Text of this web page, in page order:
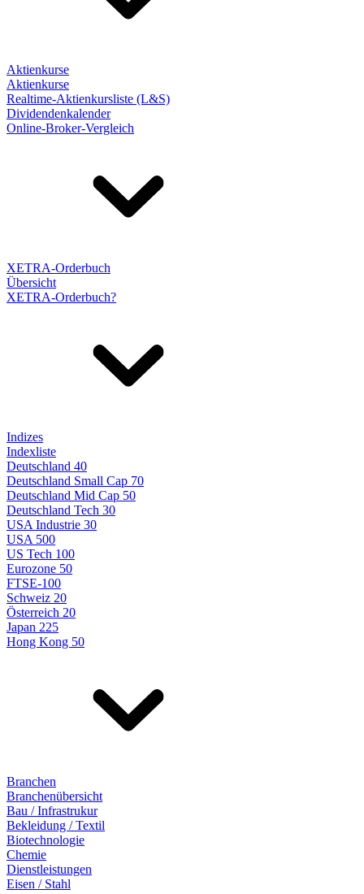
Aktienkurse
Aktienkurse
Realtime-Aktienkursliste (L&S)
Dividendenkalender
Online-Broker-Vergleich
XETRA-Orderbuch
Übersicht
XETRA-Orderbuch?
Indizes
Indexliste
Deutschland 40
Deutschland Small Cap 70
Deutschland Mid Cap 50
Deutschland Tech 30
USA Industrie 30
USA 500
US Tech 100
Eurozone 50
FTSE-100
Schweiz 20
Österreich 20
Japan 225
Hong Kong 50
Branchen
Branchenübersicht
Bau / Infrastrukur
Bekleidung / Textil
Biotechnologie
Chemie
Dienstleistungen
Eisen / Stahl